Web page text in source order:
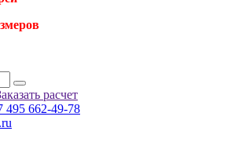
расчет
495 662-49-78